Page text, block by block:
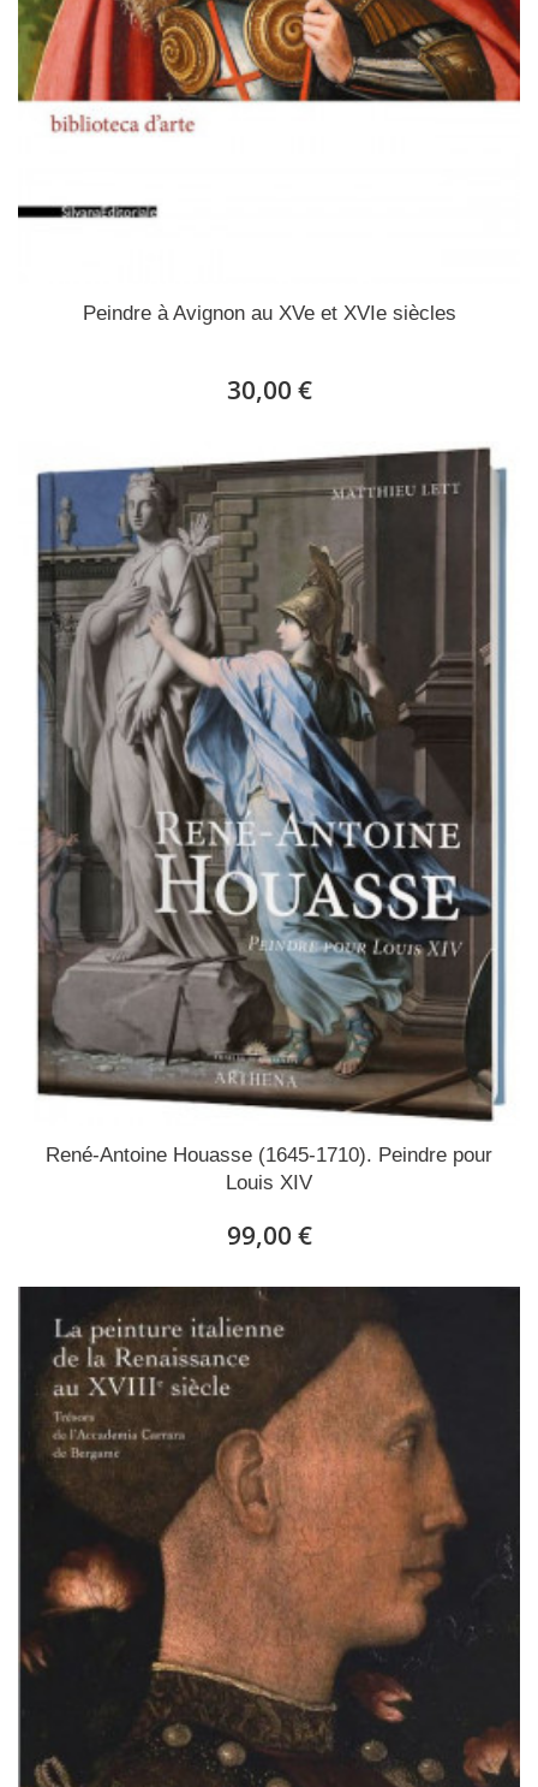
Peindre à Avignon au XVe et XVIe siècles
30,00 €
René-Antoine Houasse (1645-1710). Peindre pour
Louis XIV
99,00 €